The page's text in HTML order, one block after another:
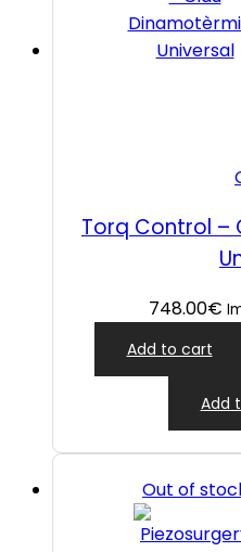
Torq Control –
748.00€
Add to cart
Add
Out of